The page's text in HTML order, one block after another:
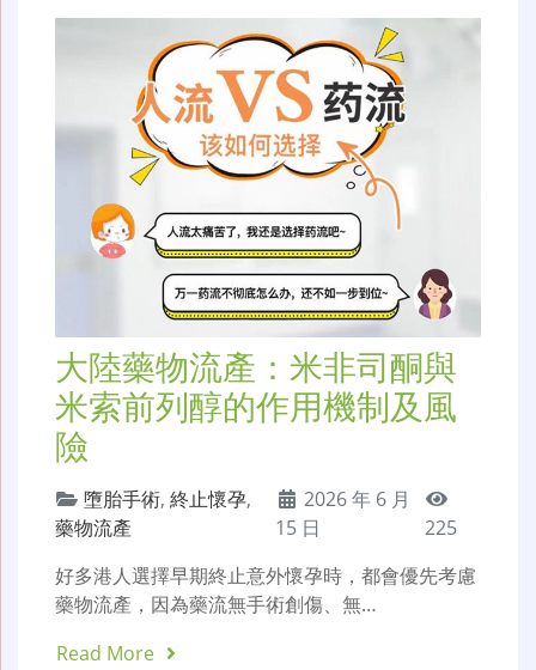
大陸藥物流產：米非司酮與
米索前列醇的作用機制及風
險
墮胎手術, 終止懷孕,
藥物流產
2026 年 6 月
15 日
225
好多港人選擇早期終止意外懷孕時，都會優先考慮
藥物流產，因為藥流無手術創傷、無…
Read More